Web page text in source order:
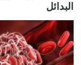
البدائل